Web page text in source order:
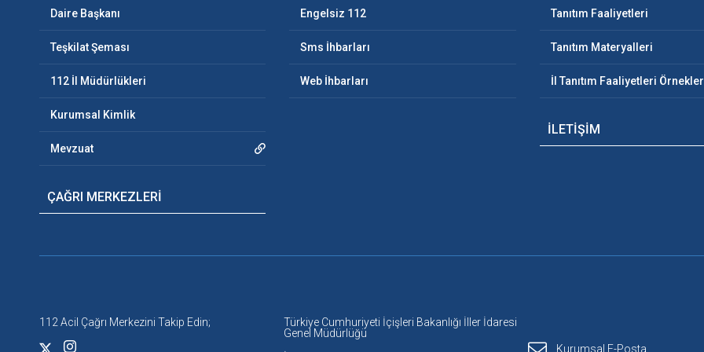
Daire Başkanı
Teşkilat Şeması
112 İl Müdürlükleri
Kurumsal Kimlik
Mevzuat
ÇAĞRI MERKEZLERİ
Engelsiz 112
Sms İhbarları
Web İhbarları
Tanıtım Faaliyetleri
Tanıtım Materyalleri
İl Tanıtım Faaliyetleri
İLETİŞİM
112 Acil Çağrı Merkezini Takip Edin;
Türkiye Cumhuriyeti İçişleri Bakanlığı İller İdaresi
Genel Müdürlüğü
Kurumsal E-Posta